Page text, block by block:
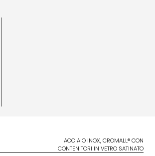
ACCIAIO INOX, CROMALL® CON
CONTENITORI IN VETRO SATINATO